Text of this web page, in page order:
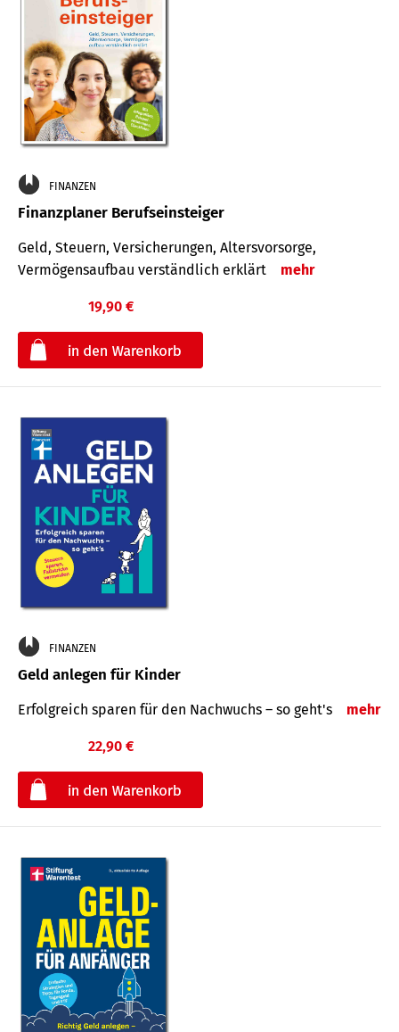
FINANZEN
Finanzplaner Berufseinsteiger
Geld, Steuern, Versicherungen, Altersvorsorge,
Vermögensaufbau verständlich erklärt
mehr
19,90 €
FINANZEN
Geld anlegen für Kinder
Erfolgreich sparen für den Nachwuchs – so geht's mehr
22,90 €